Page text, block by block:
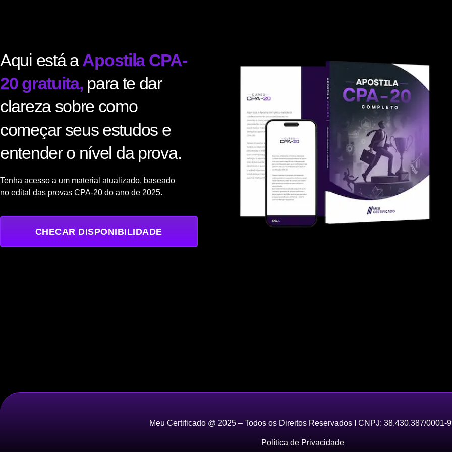
Aqui está aApostila CPA-
20 gratuita, para te dar
clareza sobre como
começar seus estudos e
entender o nível da prova.
Tenha acesso a um material atualizado, baseado
no edital das provas CPA-20 do ano de 2025.
CHECAR DISPONIBILIDADE
Meu Certificado @ 2025 – Todos os Direitos Reservados I CNPJ: 38.430.387/0001-
Política de Privacidade